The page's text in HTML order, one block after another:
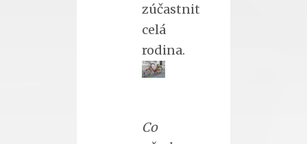
zúčastnit
celá
rodina.
Co